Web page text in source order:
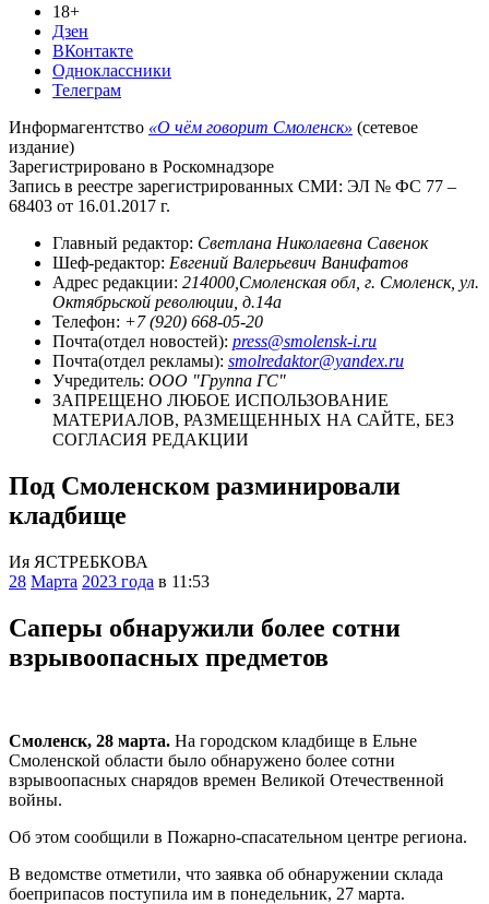
18+
Дзен
ВКонтакте
Одноклассники
Телеграм
Информагентство «О чём говорит Смоленск» (сетевое
издание)
Зарегистрировано в Роскомнадзоре
Запись в реестре зарегистрированных СМИ: ЭЛ № ФС 77 –
68403 от 16.01.2017 г.
Главный редактор: Светлана Николаевна Савенок
Шеф-редактор: Евгений Валерьевич Ванифатов
Адрес редакции: 214000,Смоленская обл, г. Смоленск, ул.
Октябрьской революции, д.14а
Телефон: +7 (920) 668-05-20
Почта(отдел новостей): press@smolensk-i.ru
Почта(отдел рекламы): smolredaktor@yandex.ru
Учредитель: ООО "Группа ГС"
ЗАПРЕЩЕНО ЛЮБОЕ ИСПОЛЬЗОВАНИЕ
МАТЕРИАЛОВ, РАЗМЕЩЕННЫХ НА САЙТЕ, БЕЗ
СОГЛАСИЯ РЕДАКЦИИ
Под Смоленском разминировали
кладбище
Ия ЯСТРЕБКОВА
28 Марта 2023 года в 11:53
Саперы обнаружили более сотни
взрывоопасных предметов
Смоленск, 28 марта. На городском кладбище в Ельне
Смоленской области было обнаружено более сотни
взрывоопасных снарядов времен Великой Отечественной
войны.
Об этом сообщили в Пожарно-спасательном центре региона.
В ведомстве отметили, что заявка об обнаружении склада
боеприпасов поступила им в понедельник, 27 марта.